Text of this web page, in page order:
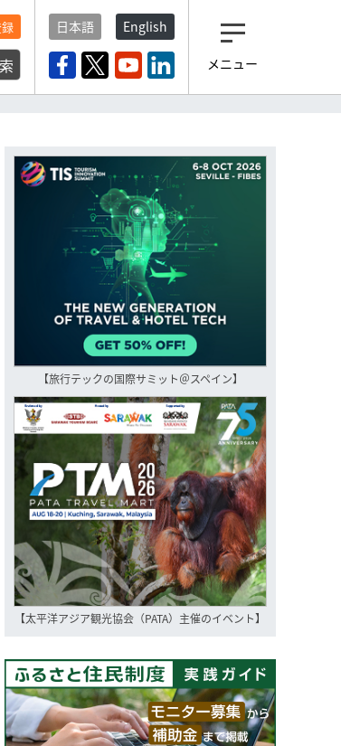
日本語 English
メニュー
【旅行テックの国際サミット＠スペイン】
【太平洋アジア観光協会（PATA）主催のイベント】
観光産業ニュース「トラベ
登録済みですよね？
もし未だ登録していないなら…
いますぐ登録する